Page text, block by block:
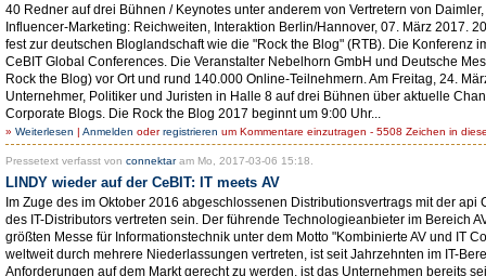
40 Redner auf drei Bühnen / Keynotes unter anderem von Vertretern von
Influencer-Marketing: Reichweiten, Interaktion Berlin/Hannover, 07. März 2017.
fest zur deutschen Bloglandschaft wie die "Rock the Blog" (RTB). Die
CeBIT Global Conferences. Die Veranstalter Nebelhorn GmbH und Deutsche
Rock the Blog) vor Ort und rund 140.000 Online-Teilnehmern. Am Freitag, 24.
Unternehmer, Politiker und Juristen in Halle 8 auf drei Bühnen über aktuelle
Corporate Blogs. Die Rock the Blog 2017 beginnt um 9:00 Uhr...
» Weiterlesen | Anmelden oderregistrieren um Kommentare einzutragen - 5508 Zeichen in
Pressetext verfasst von connektaram Mo, 2017-03-06 15:18.
LINDY wieder auf der CeBIT: IT meets AV
Im Zuge des im Oktober 2016 abgeschlossenen Distributionsvertrags mit der
des IT-Distributors vertreten sein. Der führende Technologieanbieter im Bereich
größten Messe für Informationstechnik unter dem Motto "Kombinierte AV und IT
weltweit durch mehrere Niederlassungen vertreten, ist seit Jahrzehnten im IT-
Anforderungen auf dem Markt gerecht zu werden, ist das Unternehmen bereits